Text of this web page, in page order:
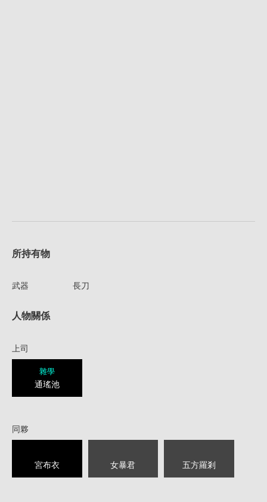
所持有物
武器 長刀
人物關係
上司
雜學
通瑤池
同夥
宮布衣 女暴君 五方羅剎